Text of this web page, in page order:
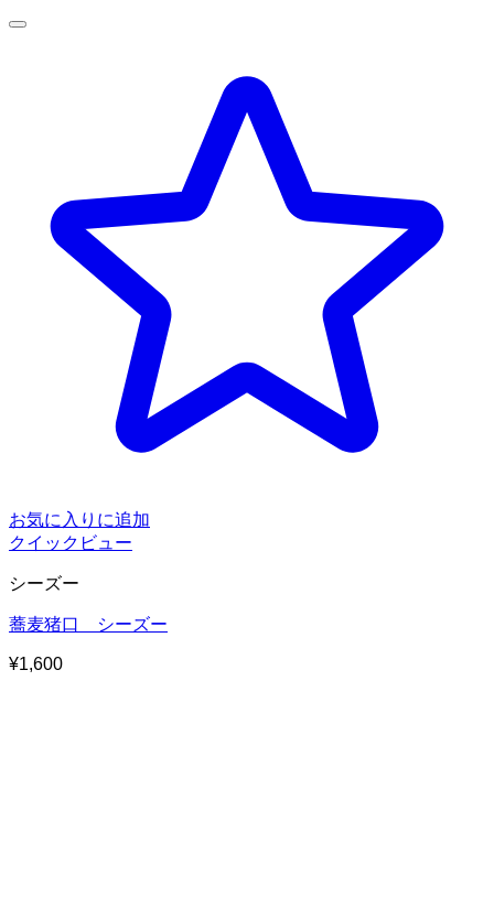
お気に入りに追加
クイックビュー
シーズー
蕎麦猪口 シーズー
¥1,600